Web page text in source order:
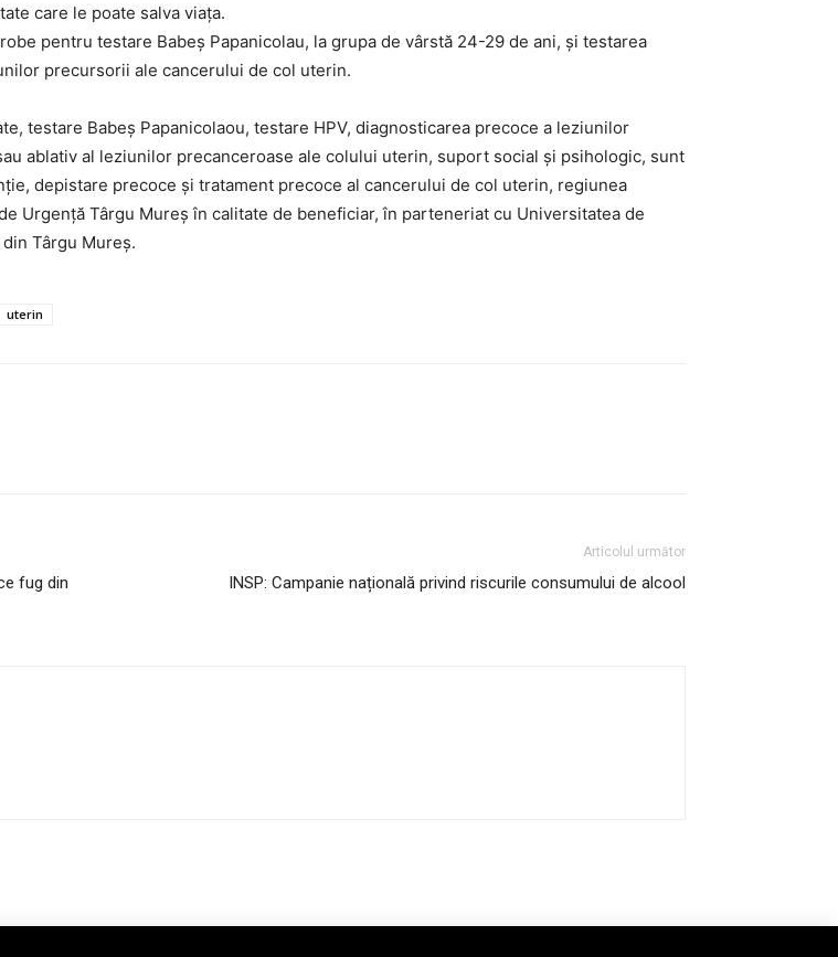
care le poate salva viața.
pentru testare Babeş Papanicolau, la grupa de vârstă 24-29 de ani, şi testarea
precursorii ale cancerului de col uterin.
testare Babeş Papanicolaou, testare HPV, diagnosticarea precoce a leziunilor
ablativ al leziunilor precanceroase ale colului uterin, suport social şi psihologic, sunt
depistare precoce şi tratament precoce al cancerului de col uterin, regiunea
Urgenţă Târgu Mureş în calitate de beneficiar, în parteneriat cu Universitatea de
Târgu Mureş.
uterin
fug din
Articolul următor
INSP: Campanie națională privind riscurile consumului de alcool